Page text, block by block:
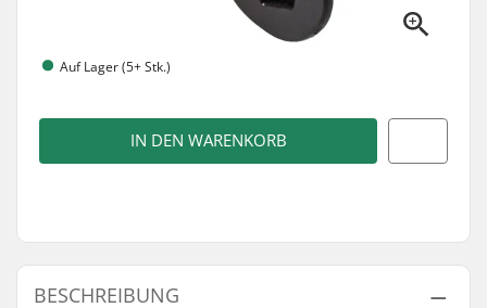
Auf Lager (5+ Stk.)
IN DEN WARENKORB
BESCHREIBUNG